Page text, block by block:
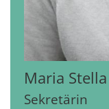
Maria Stella
Sekretärin